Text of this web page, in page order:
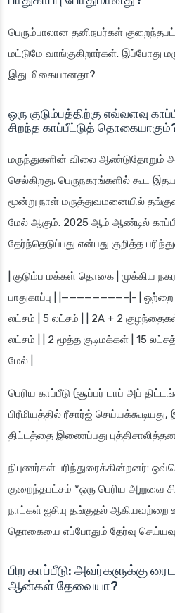
பெரும்பாலான தனிநபர்கள்
மட்டுமே வாங்குகிறார்கள். இப்போது
இது மிகையானதா?
ஒரு குடும்பத்திற்கு எவ்வளவு
சிறந்த காப்பீட்டுத்
மருந்துகளின் விலை ஆண்டுதோறும்
செல்கிறது. பெருநகரங்களில் கூட
மூன்று நாள் மருத்துவமனையில்
மேல் ஆகும். 2025 ஆம் ஆண்டில்
தேர்ந்தெடுப்பது என்பது குறித்த
| குடும்ப மக்கள் தொகை | முக்கிய நகர
பாதுகாப்பு | |————————–|- |
லட்சம் | 5 லட்சம் | | 2A + 2
லட்சம் | | 2 மூத்த குடிமக்கள் | 15
மேல் |
பெரிய காப்பீடு (சூப்பர் டாப் அப்
பிரீமியத்தில் ரீசார்ஜ்
திட்டத்தை இணைப்பது
நிபுணர்கள் பரிந்துரைக்கின்றனர்:
குறைந்தபட்சம் *ஒரு பெரிய அறுவை
நாட்கள் ஐசியு தங்குதல் ஆகியவற்றை
தொகையை எப்போதும் தேர்வு
பிற காப்பீடு: அவர்களுக்கு
ஆன்கள் தேவையா?